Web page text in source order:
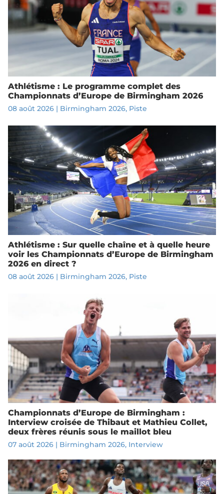
Athlétisme : Le programme complet des
Championnats d’Europe de Birmingham 2026
08 août 2026| Birmingham 2026, Piste
Athlétisme : Sur quelle chaîne et à quelle heure
voir les Championnats d’Europe de Birmingham
2026 en direct ?
08 août 2026| Birmingham 2026, Piste
Championnats d’Europe de Birmingham :
Interview croisée de Thibaut et Mathieu Collet,
deux frères réunis sous le maillot bleu
07 août 2026| Birmingham 2026, Interview